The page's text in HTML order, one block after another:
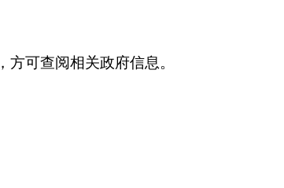
可查阅相关政府信息。